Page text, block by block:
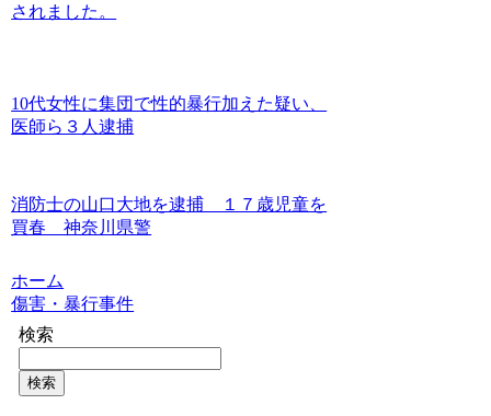
されました。
10代女性に集団で性的暴行加えた疑い、
医師ら３人逮捕
消防士の山口大地を逮捕 １７歳児童を
買春 神奈川県警
ホーム
傷害・暴行事件
検索
検索